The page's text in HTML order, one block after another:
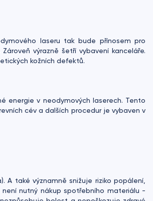
laseru tak bude přínosem pro
výrazně šetří vybavení kanceláře.
kožních defektů.
energie v neodymových laserech. Tento
cév a dalších procedur je vybaven v
A také významně snižuje riziko popálení,
není nutný nákup spotřebního materiálu -